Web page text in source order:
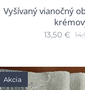
Vyšívaný vianočný
13,50€
Akcia